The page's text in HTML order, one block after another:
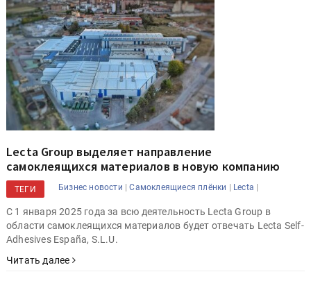
Lecta Group выделяет направление
самоклеящихся материалов в новую компанию
ТЕГИ Бизнес новости |Самоклеящиеся плёнки | Lecta |
С 1 января 2025 года за всю деятельность Lecta Group в
области самоклеящихся материалов будет отвечать Lecta Self-
Adhesives España, S.L.U.
Читать далее